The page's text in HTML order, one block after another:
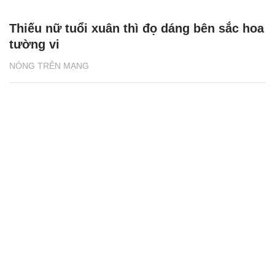
NÓNG TRÊN MẠNG
Thiếu nữ tuổi xuân thì đọ dáng bên sắc hoa
tường vi